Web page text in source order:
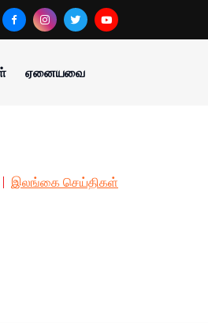
ஏனையவை
இலங்கை செய்திகள்